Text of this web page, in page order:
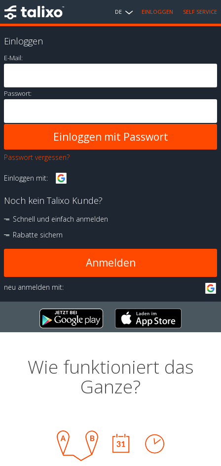
DE EINLOGGEN SELF SERVICE
Einloggen
E-Mail:
Passwort:
Passwort vergessen?
Einloggen mit:
Noch kein Talixo Kunde?
Schnell und einfach anmelden
Rabatte sichern
Anmelden
neu anmelden mit:
Wie funktioniert das
Ganze?